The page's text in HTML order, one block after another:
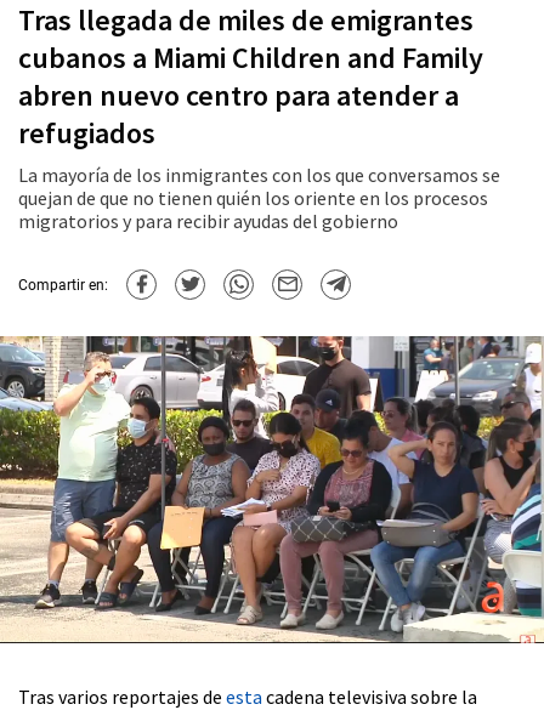
Tras llegada de miles de emigrantes
cubanos a Miami Children and Family
abren nuevo centro para atender a
refugiados
La mayoría de los inmigrantes con los que conversamos se
quejan de que no tienen quién los oriente en los procesos
migratorios y para recibir ayudas del gobierno
Compartir en:
Tras varios reportajes de esta cadena televisiva sobre la